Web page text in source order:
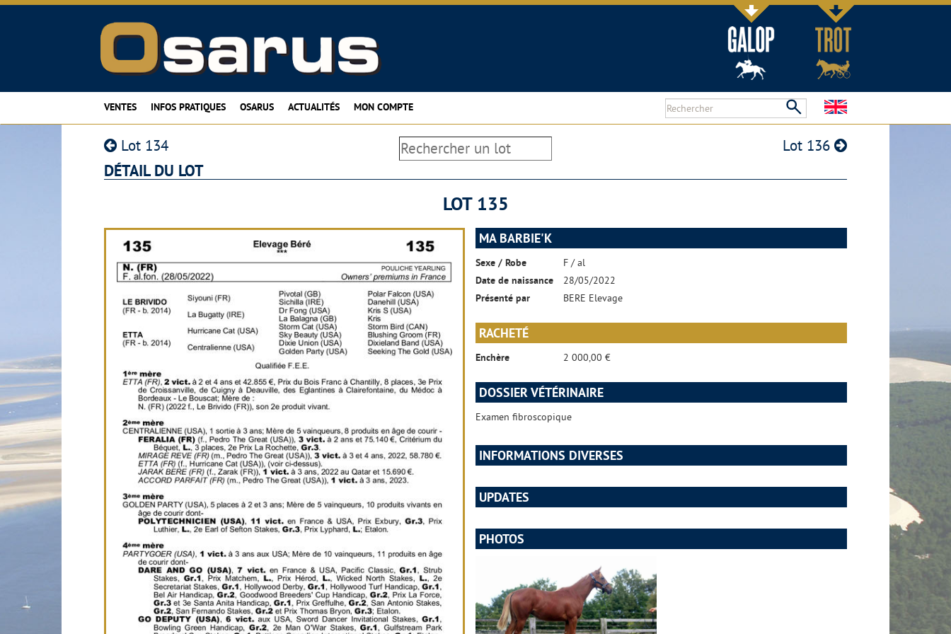
VENTES INFOS PRATIQUES OSARUS ACTUALITÉS MON COMPTE
Lot 134 Lot 136
DÉTAIL DU LOT
LOT 135
MA BARBIE'K
Sexe / Robe
F / al
Date de naissance
28/05/2022
Présenté par
BERE Elevage
RACHETÉ
Enchère 2 000,00 €
DOSSIER VÉTÉRINAIRE
Examen fibroscopique
INFORMATIONS DIVERSES
UPDATES
PHOTOS